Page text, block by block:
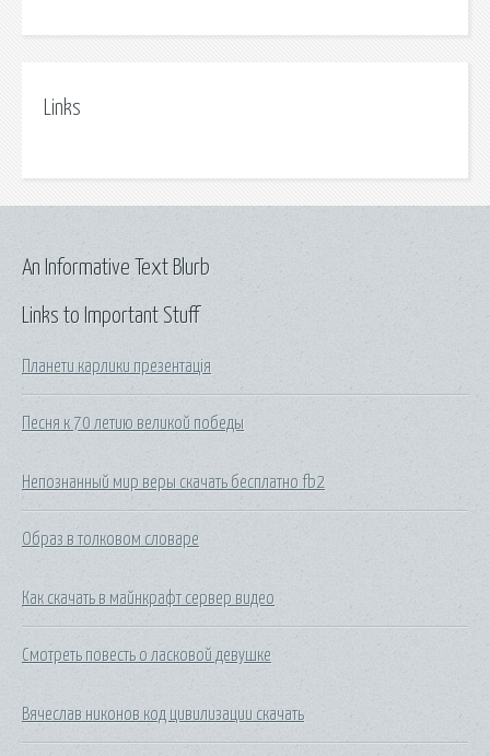
Links
Links to Important Stuff
Планети карлики презентація
Песня к 70 летию великой победы
Непознанный мир веры скачать бесплатно fb2
Образ в толковом словаре
Как скачать в майнкрафт сервер видео
Смотреть повесть о ласковой девушке
Вячеслав никонов код цивилизации скачать
An Informative Text Blurb